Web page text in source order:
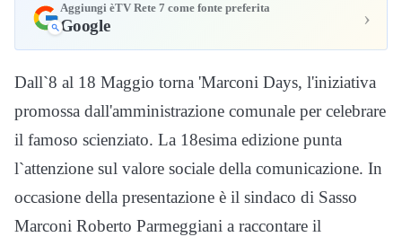
Aggiungi èTV Rete 7 come fonte preferita
Google ›
Dall`8 al 18 Maggio torna 'Marconi Days, l'iniziativa
promossa dall'amministrazione comunale per celebrare
il famoso scienziato. La 18esima edizione punta
l`attenzione sul valore sociale della comunicazione. In
occasione della presentazione è il sindaco di Sasso
Marconi Roberto Parmeggiani a raccontare il